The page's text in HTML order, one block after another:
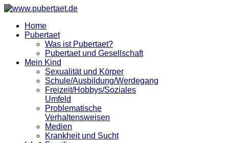
Home
Pubertaet
Was ist Pubertaet?
Pubertaet und Gesellschaft
Mein Kind
Sexualität und Körper
Schule/Ausbildung/Werdegang
Freizeit/Hobbys/Soziales
Umfeld
Problematische
Verhaltensweisen
Medien
Krankheit und Sucht